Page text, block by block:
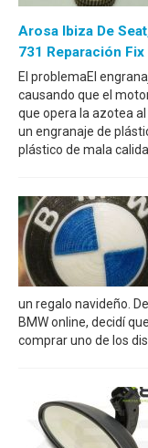
Arosa Ibiza De
731 Reparación Fix
El problemaEl
causando que el
que opera la azotea
un engranaje de
plástico de mala
un regalo navideño.
BMW online, decidí
comprar uno de los dis